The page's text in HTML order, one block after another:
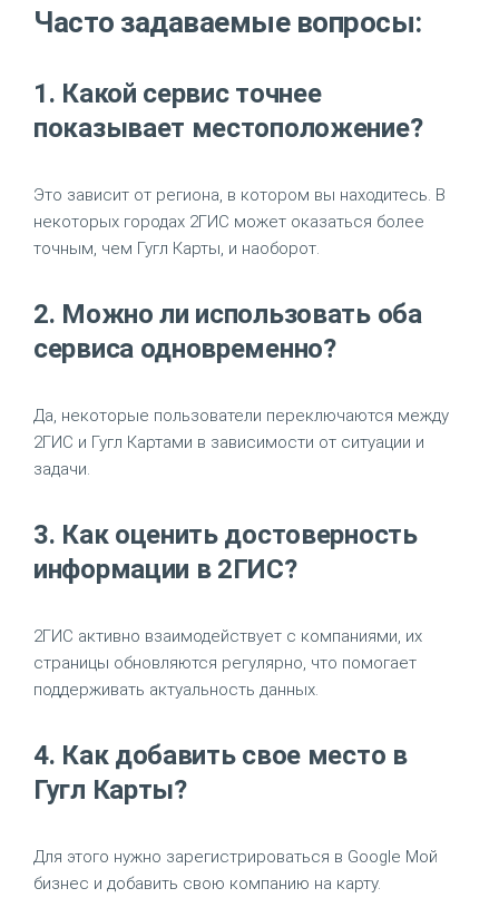
Часто задаваемые вопросы:
1. Какой сервис точнее
показывает местоположение?
Это зависит от региона, в котором вы находитесь. В
некоторых городах 2ГИС может оказаться более
точным, чем Гугл Карты, и наоборот.
2. Можно ли использовать оба
сервиса одновременно?
Да, некоторые пользователи переключаются между
2ГИС и Гугл Картами в зависимости от ситуации и
задачи.
3. Как оценить достоверность
информации в 2ГИС?
2ГИС активно взаимодействует с компаниями, их
страницы обновляются регулярно, что помогает
поддерживать актуальность данных.
4. Как добавить свое место в
Гугл Карты?
Для этого нужно зарегистрироваться в Google Мой
бизнес и добавить свою компанию на карту.